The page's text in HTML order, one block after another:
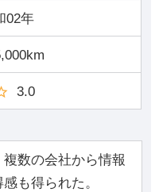
02年
3.0
数の会社から情報
も得られた。